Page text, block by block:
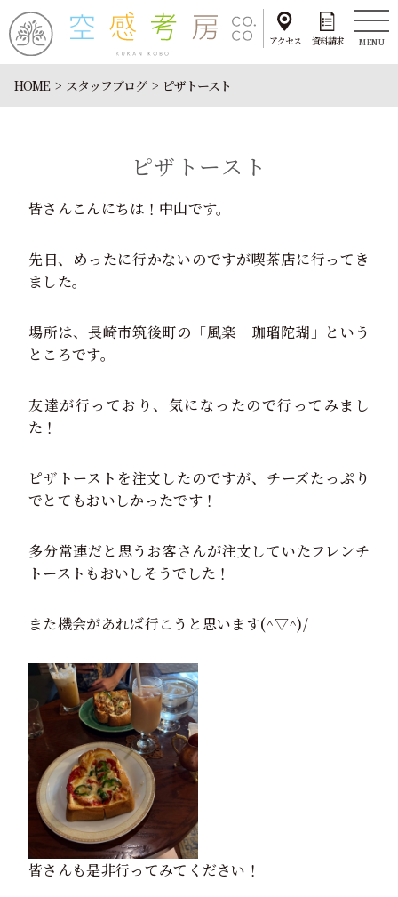
アクセス 資料請求 MENU
HOME スタッフブログ ピザトースト
ピザトースト
皆さんこんにちは！中山です。
先日、めったに行かないのですが喫茶店に行ってき
ました。
場所は、長崎市筑後町の「風楽 珈瑠陀瑚」という
ところです。
友達が行っており、気になったので行ってみまし
た！
ピザトーストを注文したのですが、チーズたっぷり
でとてもおいしかったです！
多分常連だと思うお客さんが注文していたフレンチ
トーストもおいしそうでした！
また機会があれば行こうと思います(^▽^)/
皆さんも是非行ってみてください！